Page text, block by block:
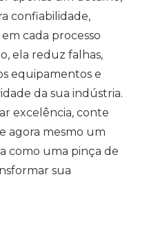
confiabilidade,
cada processo
ela reduz falhas,
equipamentos e
da sua indústria.
excelência, conte
agora mesmo um
como uma pinça de
sua